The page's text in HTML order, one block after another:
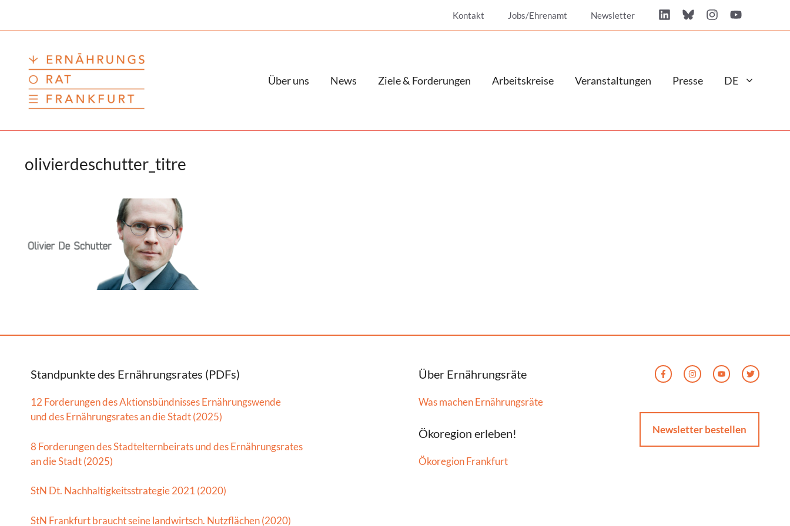
Kontakt Jobs/Ehrenamt Newsletter
Über uns News Ziele & Forderungen Arbeitskreise Veranstaltungen Presse DE
olivierdeschutter_titre
Standpunkte des Ernährungsrates (PDFs)
12 Forderungen des Aktionsbündnisses Ernährungswende
und des Ernährungsrates an die Stadt (2025)
8 Forderungen des Stadtelternbeirats und des Ernährungsrates
an die Stadt (2025)
StN Dt. Nachhaltigkeitsstrategie 2021 (2020)
StN Frankfurt braucht seine landwirtsch. Nutzflächen (2020)
Über Ernährungsräte
Was machen Ernährungsräte
Ökoregion erleben!
Ökoregion Frankfurt
Newsletter bestellen